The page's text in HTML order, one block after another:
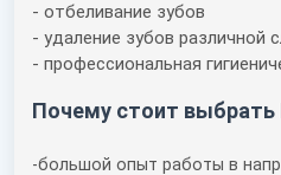
- отбеливание зубов
- удаление зубов различной
- профессиональная
Почему стоит выбрать
-большой опыт работы в